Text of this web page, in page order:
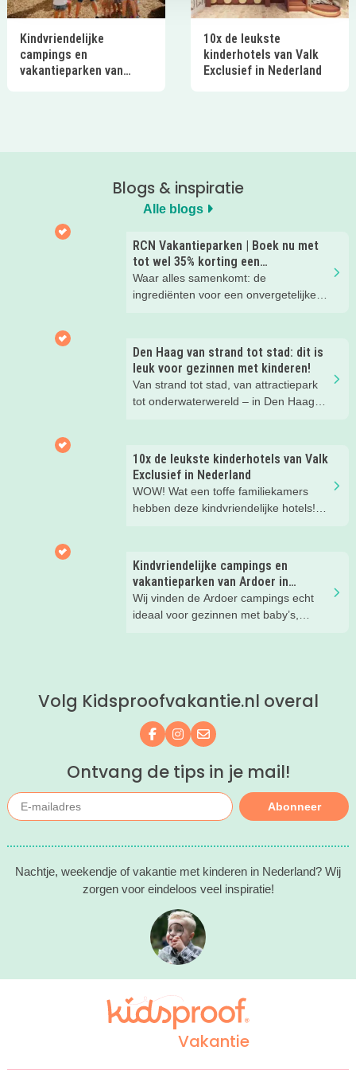
Kindvriendelijke
campings en
vakantieparken van
10x de leukste
kinderhotels van Valk
Exclusief in Nederland
Blogs & inspiratie
Alle blogs
RCN Vakantieparken | Boek nu met
tot wel 35% korting een
zomervakantie!
Waar alles samenkomt: de
ingrediënten voor een onvergetelijke
Den Haag van strand tot stad: dit is
leuk voor gezinnen met kinderen!
Van strand tot stad, van attractiepark
tot onderwaterwereld – in Den Haag
ontspannen met een lekkere lunch op
het strand en een duik in zee. Heerlijk!
10x de leukste kinderhotels van Valk
Exclusief in Nederland
WOW! Wat een toffe familiekamers
hebben deze kindvriendelijke hotels!
kinderhotels van Valk Exclusief en
boek een heerlijk nachtje weg met je
kind(eren).
Kindvriendelijke campings en
vakantieparken van Ardoer in
Nederland
Wij vinden de Ardoer campings echt
ideaal voor gezinnen met baby’s,
Volg Kidsproofvakantie.nl overal
Volg ons op Facebook
Volg ons op Instagram
Mail ons
Ontvang de tips in je mail!
Abonneer
Nachtje, weekendje of vakantie met kinderen in Nederland? Wij
zorgen voor eindeloos veel inspiratie!
Vakantie